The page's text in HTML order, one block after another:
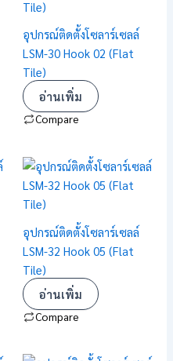
อุปกรณ์ติดตั้งโซลาร์เซลล์
LSM-30 Hook 02 (Flat
Tile)
อ่านเพิ่ม
Compare
อุปกรณ์ติดตั้งโซลาร์เซลล์
LSM-32 Hook 05 (Flat
Tile)
อ่านเพิ่ม
Compare